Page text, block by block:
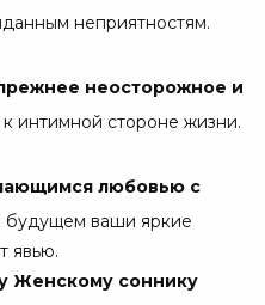
неприятностям.
неосторожное и
интимной стороне жизни.
любовью с
будущем ваши яркие
явью.
Женскому соннику